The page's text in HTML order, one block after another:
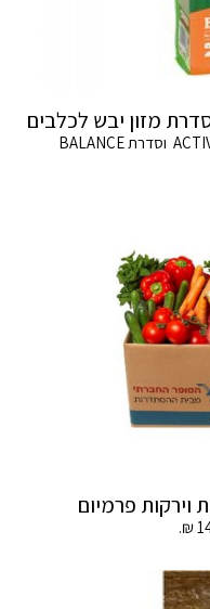
מזון יבש לכלבים
וירקות פרמיום